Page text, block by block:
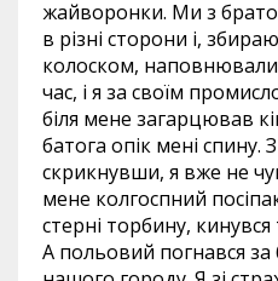
жайворонки. Ми з
в різні сторони і,
колоском,
час, і я за своїм
біля мене загарцював
батога опік мені спину.
скрикнувши, я вже не
мене колгоспний
стерні торбину, кинувся
А польовий погнався за